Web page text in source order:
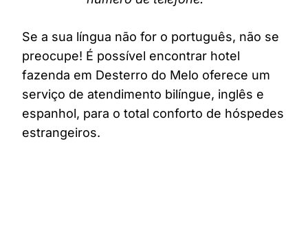
Se a sua língua não for o português, não se
preocupe! É possível encontrar hotel
fazenda em Desterro do Melo oferece um
serviço de atendimento bilíngue, inglês e
espanhol, para o total conforto de hóspedes
estrangeiros.